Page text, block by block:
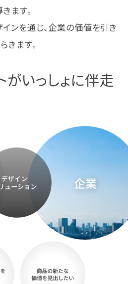
ます。
ンを通じ、企業の価値を引き
きます。
がいっしょに伴走